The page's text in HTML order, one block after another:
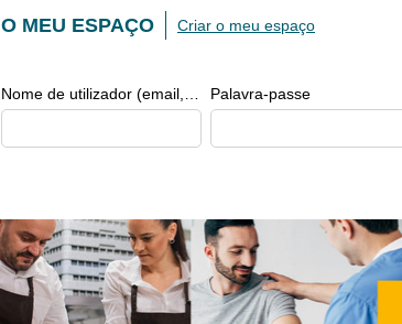
O MEU ESPAÇO
Palavra-passe
Criar o meu espaço